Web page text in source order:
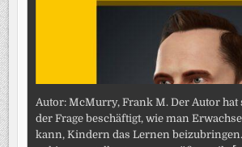
Autor: McMurry, Frank M. Der Autor
der Frage beschäftigt, wie man
kann, Kindern das Lernen